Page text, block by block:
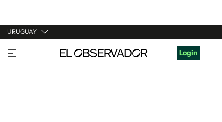
URUGUAY
URUGUAY
ARGENTINA
Login